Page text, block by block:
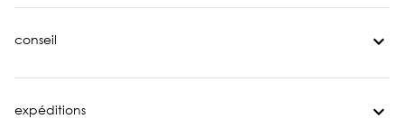
conseil
expéditions